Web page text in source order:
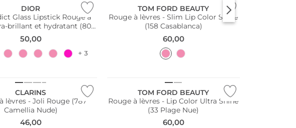
DIOR
Glass Lipstick Rouge à
brillant et hydratant (807
Very Dior)
50,00
+ 3
TOM FORD BEAUTY
Rouge à lèvres - Slim Lip Color Shine
(158 Casablanca)
60,00
CLARINS
lèvres - Joli Rouge (787
Camellia Nude)
46,00
TOM FORD BEAUTY
Rouge à lèvres - Lip Color Ultra Shine
(33 Plage Nue)
60,00